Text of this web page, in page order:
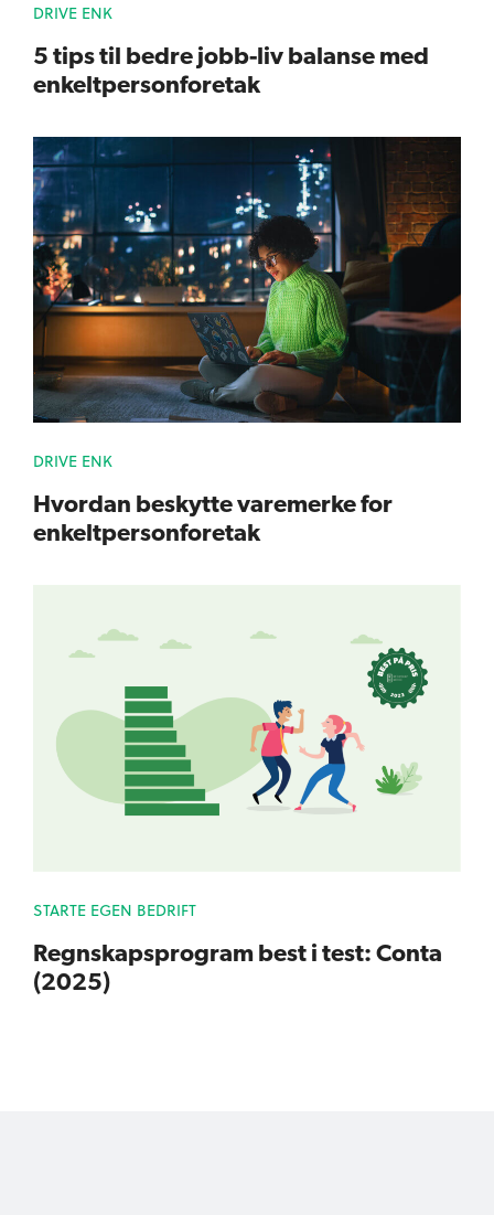
DRIVE ENK
5 tips til bedre jobb-liv balanse med
enkeltpersonforetak
DRIVE ENK
Hvordan beskytte varemerke for
enkeltpersonforetak
STARTE EGEN BEDRIFT
Regnskapsprogram best i test: Conta
(2025)